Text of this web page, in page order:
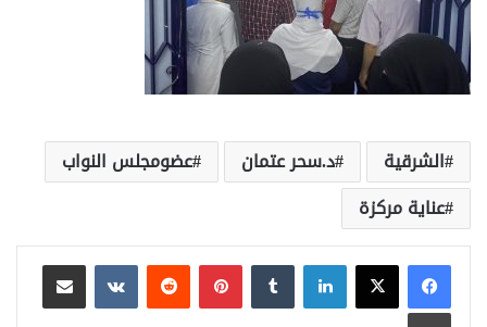
الشرقية د.سحر عتمان
عضومجلس النواب
عناية مركزة
لينكدإن بينتيريست
مشاركة عبر البريد
طباعة